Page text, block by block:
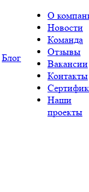
Блог
О
Новости
Команда
Отзывы
Вакансии
Контакты
Наши
проекты